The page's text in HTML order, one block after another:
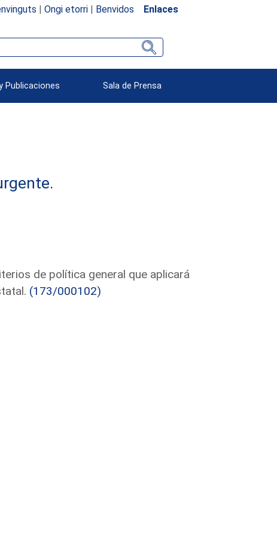
| Ongi etorri| Benvidos Enlaces
Publicaciones Sala de Prensa
de política general que aplicará
(173/000102)